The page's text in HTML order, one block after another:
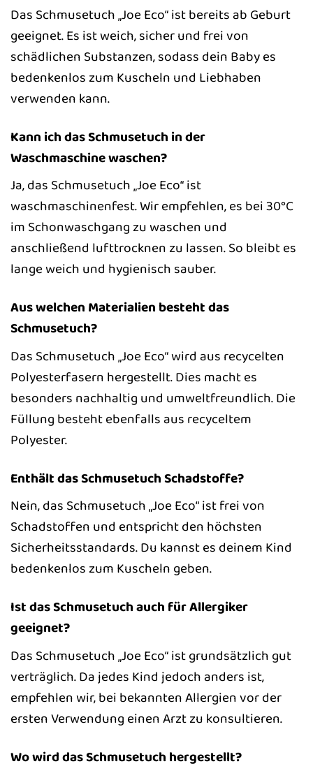
Das Schmusetuch „Joe Eco“ ist bereits ab Geburt
geeignet. Es ist weich, sicher und frei von
schädlichen Substanzen, sodass dein Baby es
bedenkenlos zum Kuscheln und Liebhaben
verwenden kann.
Kann ich das Schmusetuch in der
Waschmaschine waschen?
Ja, das Schmusetuch „Joe Eco“ ist
waschmaschinenfest. Wir empfehlen, es bei 30°C
im Schonwaschgang zu waschen und
anschließend lufttrocknen zu lassen. So bleibt es
lange weich und hygienisch sauber.
Aus welchen Materialien besteht das
Schmusetuch?
Das Schmusetuch „Joe Eco“ wird aus recycelten
Polyesterfasern hergestellt. Dies macht es
besonders nachhaltig und umweltfreundlich. Die
Füllung besteht ebenfalls aus recyceltem
Polyester.
Enthält das Schmusetuch Schadstoffe?
Nein, das Schmusetuch „Joe Eco“ ist frei von
Schadstoffen und entspricht den höchsten
Sicherheitsstandards. Du kannst es deinem Kind
bedenkenlos zum Kuscheln geben.
Ist das Schmusetuch auch für Allergiker
geeignet?
Das Schmusetuch „Joe Eco“ ist grundsätzlich gut
verträglich. Da jedes Kind jedoch anders ist,
empfehlen wir, bei bekannten Allergien vor der
ersten Verwendung einen Arzt zu konsultieren.
Wo wird das Schmusetuch hergestellt?